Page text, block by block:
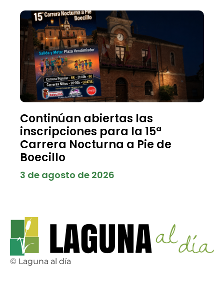
Continúan abiertas las
inscripciones para la 15ª
Carrera Nocturna a Pie de
Boecillo
3 de agosto de 2026
© Laguna al día